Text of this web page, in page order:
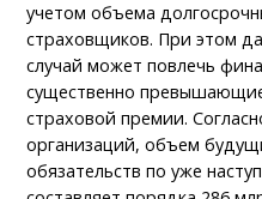
учетом объема
страховщиков. При этом
случай может повлечь
существенно
страховой премии.
организаций, объем
обязательств по уже